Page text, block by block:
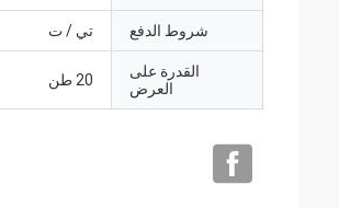
شروط الدفع تي / ت
القدرة على
العرض
20 طن